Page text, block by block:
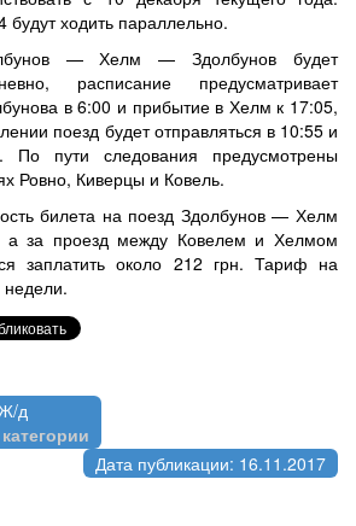
ходить параллельно.
— Хелм — Здолбунов будет
расписание предусматривает
в 6:00 и прибытие в Хелм к 17:05,
поезд будет отправляться в 10:55 и
По пути следования предусмотрены
Ровно, Киверцы и Ковель.
билета на поезд Здолбунов — Хелм
а за проезд между Ковелем и Хелмом
заплатить около 212 грн. Тариф на
недели.
д
Дата публикации: 16.11.2017